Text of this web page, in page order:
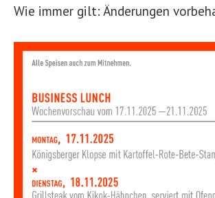
Wie immer gilt: Änderungen